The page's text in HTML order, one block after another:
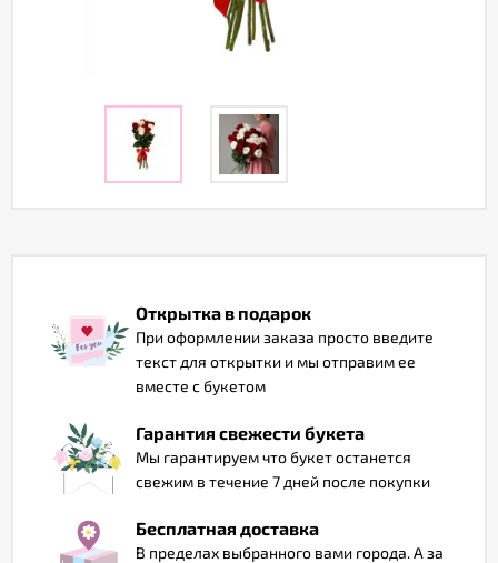
Открытка в подарок
При оформлении заказа просто введите
текст для открытки и мы отправим ее
вместе с букетом
Гарантия свежести букета
Мы гарантируем что букет останется
свежим в течение 7 дней после покупки
Бесплатная доставка
В пределах выбранного вами города. А за